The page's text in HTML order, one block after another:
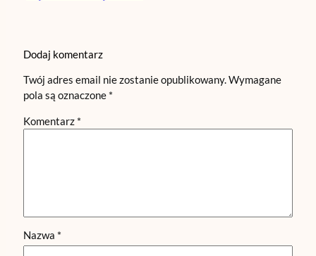
Dodaj komentarz
Twój adres email nie zostanie opublikowany.Wymagane
pola są oznaczone *
Komentarz *
Nazwa *